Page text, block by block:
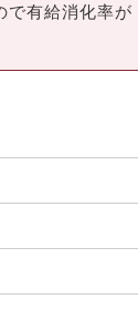
で有給消化率が